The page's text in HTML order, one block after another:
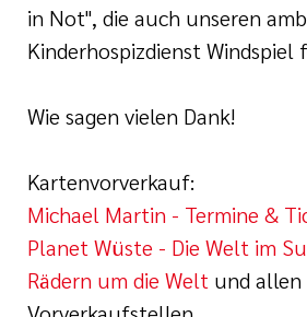
in Not", die auch unseren
Kinderhospizdienst Windspiel
Wie sagen vielen Dank!
Kartenvorverkauf:
Michael Martin - Termine &
Planet Wüste - Die Welt im
Rädern um die Welt und